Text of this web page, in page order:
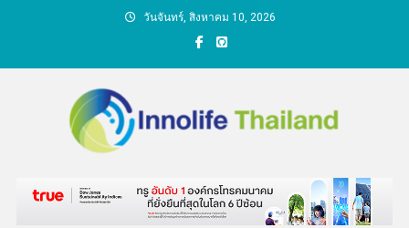
วันจันทร์, สิงหาคม 10, 2026
คนกับความคิด ชีวิตกับ
นวัตกรรม